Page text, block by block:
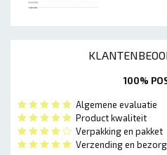
100%
Algemene evaluatie
Product kwaliteit
Verpakking en pakket
Verzending en